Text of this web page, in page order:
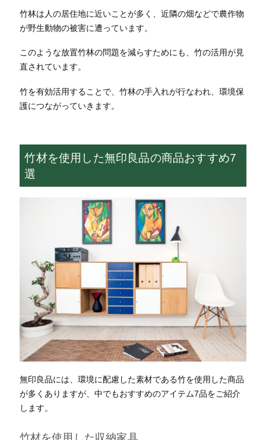
竹林は人の居住地に近いことが多く、近隣の畑などで農作物
が野生動物の被害に遭っています。
このような放置竹林の問題を減らすためにも、竹の活用が見
直されています。
竹を有効活用することで、竹林の手入れが行なわれ、環境保
護につながっていきます。
竹材を使用した無印良品の商品おすすめ7
選
無印良品には、環境に配慮した素材である竹を使用した商品
が多くありますが、中でもおすすめのアイテム7品をご紹介
します。